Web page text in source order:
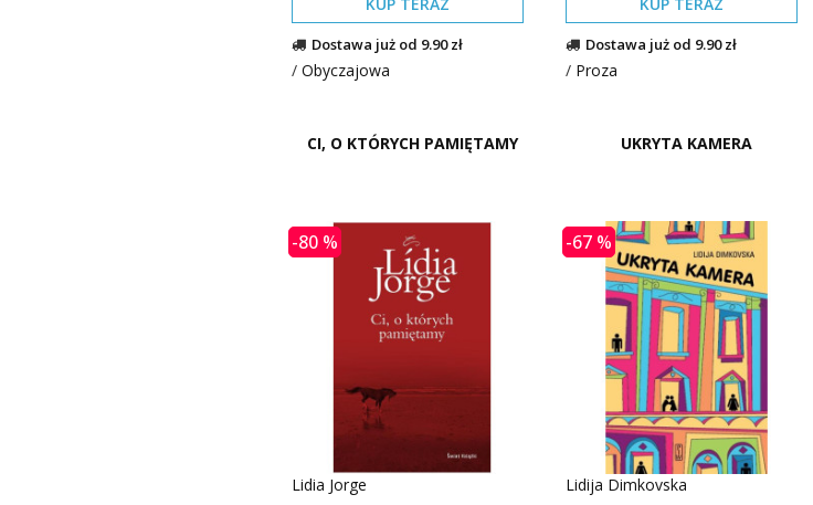
Dostawa już od 9.90 zł
/ Obyczajowa
Dostawa już od 9.90 zł
/ Proza
CI, O KTÓRYCH PAMIĘTAMY
-80 %
Lidia Jorge
UKRYTA KAMERA
-67 %
Lidija Dimkovska